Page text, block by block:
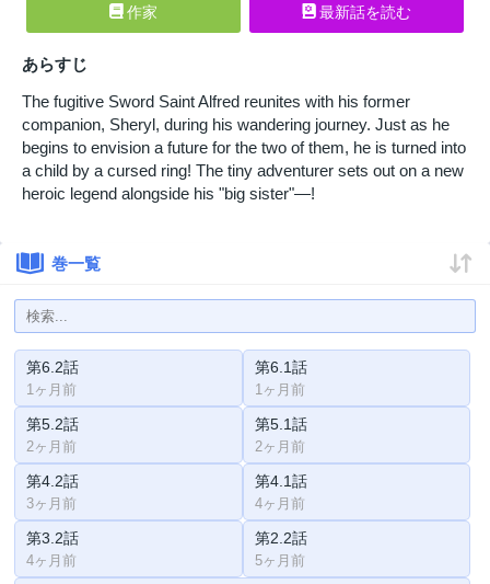
作家 最新話を読む
あらすじ
The fugitive Sword Saint Alfred reunites with his former
companion, Sheryl, during his wandering journey. Just as he
begins to envision a future for the two of them, he is turned into
a child by a cursed ring! The tiny adventurer sets out on a new
heroic legend alongside his "big sister"—!
巻一覧
第6.2話
1ヶ月前
第6.1話
1ヶ月前
第5.2話
2ヶ月前
第5.1話
2ヶ月前
第4.2話
3ヶ月前
第4.1話
4ヶ月前
第3.2話
4ヶ月前
第2.2話
5ヶ月前